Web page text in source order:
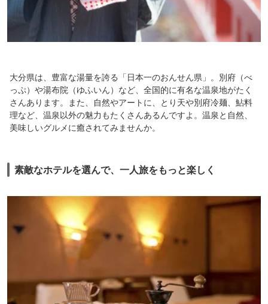
大分県は、豊富な湯量を誇る「日本一のおんせん県」。別府（べ
っぷ）や湯布院（ゆふいん）など、全国的に有名な温泉地がたく
さんあります。また、自然やアートに、とり天や別府冷麺、鮎料
理など、温泉以外の魅力もたくさんあるんですよ。温泉と自然、
美味しいグルメに癒されてみませんか。
素敵なホテルを選んで、一人旅をもっと楽しく